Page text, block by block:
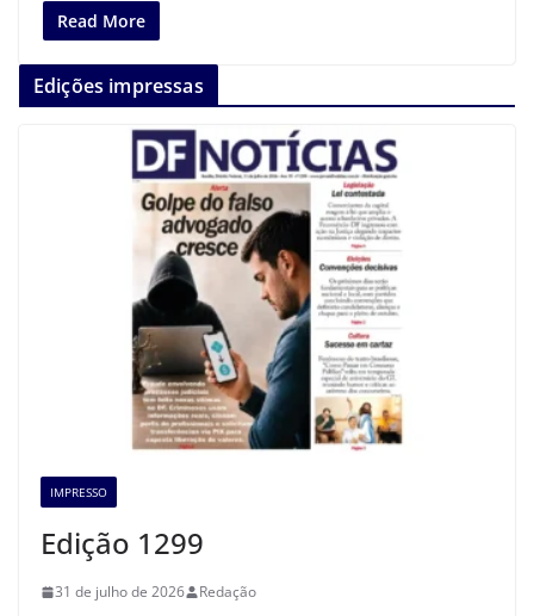
Read More
Edições impressas
IMPRESSO
Edição 1299
31 de julho de 2026 Redação